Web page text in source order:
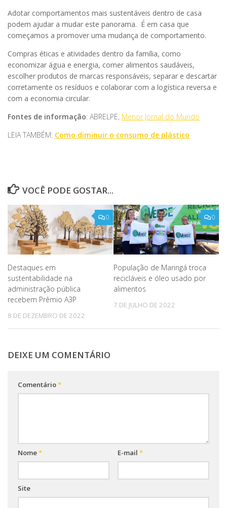
Adotar comportamentos mais sustentáveis dentro de casa
podem ajudar a mudar este panorama. É em casa que
começamos a promover uma mudança de comportamento.
Compras éticas e atividades dentro da família, como
economizar água e energia, comer alimentos saudáveis,
escolher produtos de marcas responsáveis, separar e descartar
corretamente os resíduos e colaborar com a logística reversa e
com a economia circular.
Fontes de informação: ABRELPE, Menor Jornal do Mundo
LEIA TAMBÉM: Como diminuir o consumo de plástico
VOCÊ PODE GOSTAR...
0
Destaques em
sustentabilidade na
administração pública
recebem Prêmio A3P
8 DE DEZEMBRO DE 2022
0
População de Maringá troca
recicláveis e óleo usado por
alimentos
7 DE JULHO DE 2022
DEIXE UM COMENTÁRIO
Comentário*
Nome* E-mail *
Site